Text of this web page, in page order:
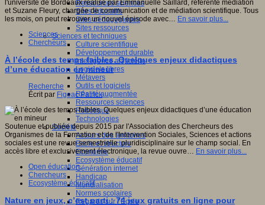
Ressources sciences
Sites éducatifs
Sites pédagogiques
Sites ressources
Sciences et techniques
Culture scientifique
Développement durable
Intelligence artificielle
Logiciels libres
Métavers
Outils et logiciels
Réalité augmentée
Ressources sciences
Robotique
Technologies
Société
Acteurs des territoires
Ecole et structure
Economie
Ecosystème éducatif
Génération internet
Handicap
Mondialisation
Normes scolaires
Regards sur l’Ecole
l'université de Bordeaux réalisé par Emmanuelle Saillard, référente médiation
et Suzane Fleury, chargée de communication et de médiation scientifique. Tous
les mois, on peut retrouver un nouvel épisode avec… En savoir plus...
Sciences
Chercheurs
À l’école des temps faibles. Quelques enjeux didactiques
d’une éducation en mineur
Recherche
Écrit par Figeac Patrick
Soutenue et publiée depuis 2015 par l'Association des Chercheurs des
Organismes de la Formation et de l'Intervention Sociales, Sciences et actions
sociales est une revue semestrielle pluridisciplinaire sur le champ social. En
accès libre et exclusivement électronique, la revue ouvre… En savoir plus...
Open éducation
Chercheurs
Ecosystème éducatif
Nature en jeux, c’est parti : 74 jeux gratuits en ligne pour